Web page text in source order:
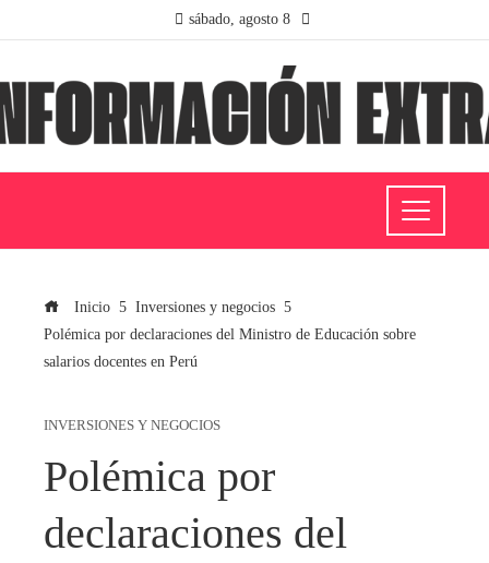
sábado, agosto 8
Inicio
Inversiones y negocios
Polémica por declaraciones del Ministro de Educación sobre
salarios docentes en Perú
INVERSIONES Y NEGOCIOS
Polémica por
declaraciones del